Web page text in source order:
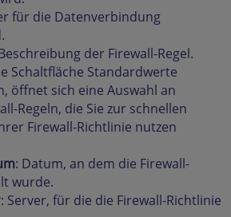
für die Datenverbindung
der Firewall-Regel.
Schaltfläche Standardwerte
öffnet sich eine Auswahl an
Regeln, die Sie zur schnellen
Firewall-Richtlinie nutzen
: Datum, an dem die Firewall-
wurde.
: Server, für die die Firewall-Richtlinie